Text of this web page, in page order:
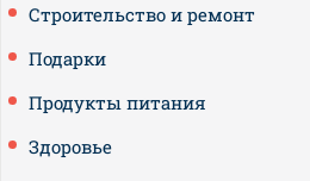
Строительство и ремонт
Подарки
Продукты питания
Здоровье